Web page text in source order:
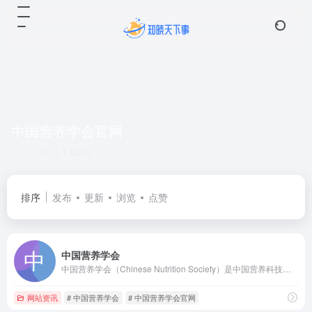
排序 发布 更新 浏览 点赞
中国营养学会
网站资讯 # 中国营养学会 # 中国营养学会官网